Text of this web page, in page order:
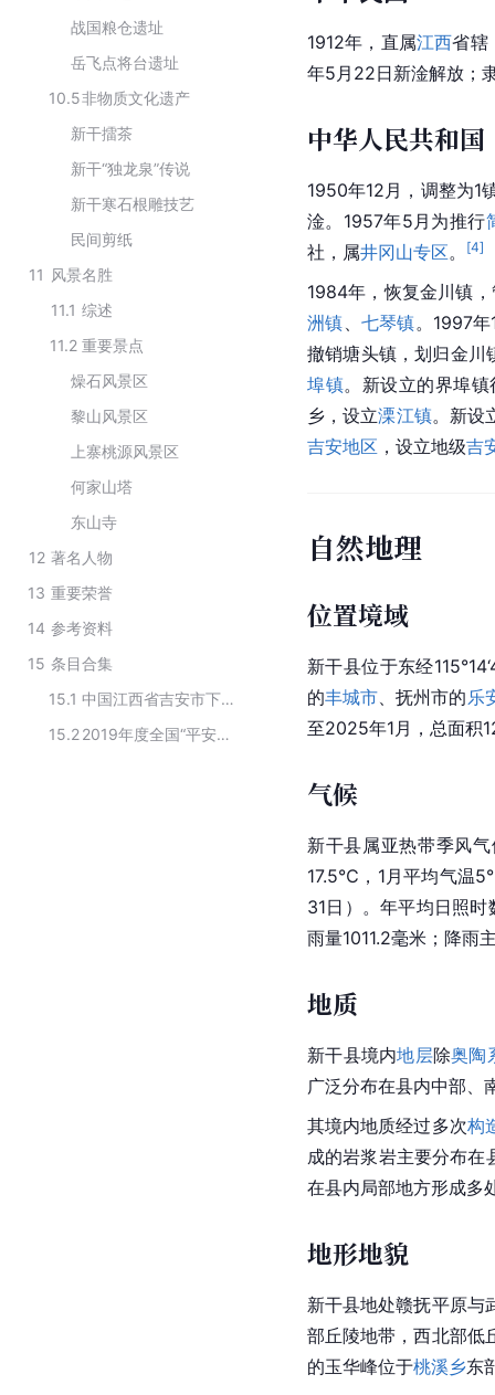
战国粮仓遗址
岳飞点将台遗址
10.5非物质文化遗产
新干擂茶
新干“独龙泉”传说
新干寒石根雕技艺
民间剪纸
11 风景名胜
11.1 综述
11.2 重要景点
燥石风景区
黎山风景区
上寨桃源风景区
何家山塔
东山寺
12 著名人物
13 重要荣誉
14 参考资料
15 条目合集
15.1
中国江西省吉安市下辖行政区划
15.2
2019年度全国“平安农机”示范县名单
1912年，直属江西省辖
年5月22日新淦解放；
中华人民共和国
1950年12月，调整为1
淦。1957年5月为推行
社，属井冈山专区。 [4]
1984年，恢复金川镇
洲镇、 七琴镇。1997
撤销塘头镇，划归金川
埠镇。新设立的界埠
乡，设立溧江镇。新设
吉安地区 ，设立地级吉
自然地理
位置境域
新干县位于东经
的丰城市 、抚州市的 乐
至2025年1月，总面积
气候
新干县属亚热带季风
17.5℃，1月平均气温
31日）。年平均日照
雨量1011.2毫米；降雨
地质
新干县境内地层除奥陶
广泛分布在县内中部、
其境内地质经过多次构
成的岩浆岩主要分布
在县内局部地方形成多
地形地貌
新干县地处赣抚平原与
部丘陵地带，西北部低
的玉华峰位于桃溪乡东